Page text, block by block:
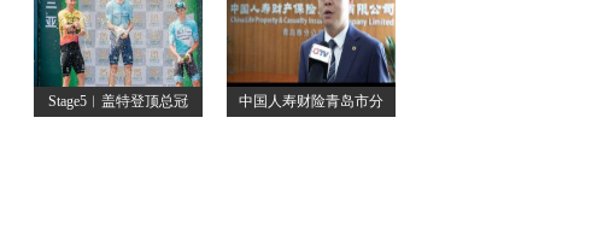
Stage5︱盖特登顶总冠 中国人寿财险青岛市分